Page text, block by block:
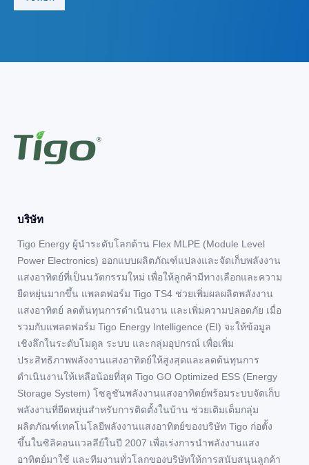
บริษัท
Tigo Energy ผู้นำระดับโลกด้าน Flex MLPE (Module Level
Power Electronics) ออกแบบผลิตภัณฑ์แปลงและจัดเก็บพลังงาน
แสงอาทิตย์ที่เป็นนวัตกรรมใหม่ เพื่อให้ลูกค้ามีทางเลือกและความ
ยืดหยุ่นมากขึ้น แพลตฟอร์ม Tigo TS4 ช่วยเพิ่มผลผลิตพลังงาน
แสงอาทิตย์ ลดต้นทุนการดำเนินงาน และเพิ่มความปลอดภัย เมื่อ
รวมกับแพลตฟอร์ม Tigo Energy Intelligence (EI) จะให้ข้อมูล
เชิงลึกในระดับโมดูล ระบบ และกลุ่มอุปกรณ์ เพื่อเพิ่ม
ประสิทธิภาพพลังงานแสงอาทิตย์ให้สูงสุดและลดต้นทุนการ
ดำเนินงานให้เหลือน้อยที่สุด Tigo GO Optimized ESS (Energy
Storage System) โซลูชันพลังงานแสงอาทิตย์พร้อมระบบจัดเก็บ
พลังงานที่ยืดหยุ่นสำหรับการติดตั้งในบ้าน ช่วยเติมเต็มกลุ่ม
ผลิตภัณฑ์เทคโนโลยีพลังงานแสงอาทิตย์ของบริษัท Tigo ก่อตั้ง
ขึ้นในซิลิคอนแวลลีย์ในปี 2007 เพื่อเร่งการนำพลังงานแสง
อาทิตย์มาใช้ และทีมงานทั่วโลกของบริษัทให้การสนับสนุนลูกค้า